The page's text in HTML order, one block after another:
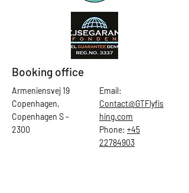
Booking office
Armeniensvej 19
Copenhagen,
Copenhagen S -
2300
Email:
Contact@GTFlyfis
hing.com
Phone: +45
22784903